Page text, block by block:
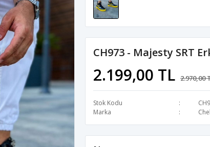
CH973 - Majesty SRT
2.199,00 TL 2.970,00
Stok Kodu
Marka